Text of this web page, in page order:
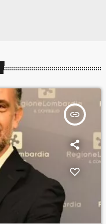
insert_link